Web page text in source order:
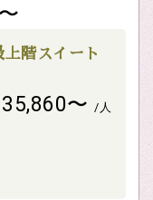
階スイート
35,860〜 /人